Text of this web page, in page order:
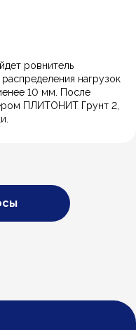
ровнитель
нагрузок
10 мм. После
ПЛИТОНИТ Грунт 2,